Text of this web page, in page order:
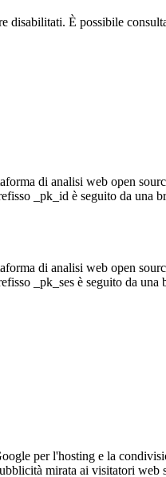
disabilitati. È possibile
di analisi web open
_pk_id è seguito da una
di analisi web open
_pk_ses è seguito da
per l'hosting e la
mirata ai visitatori web